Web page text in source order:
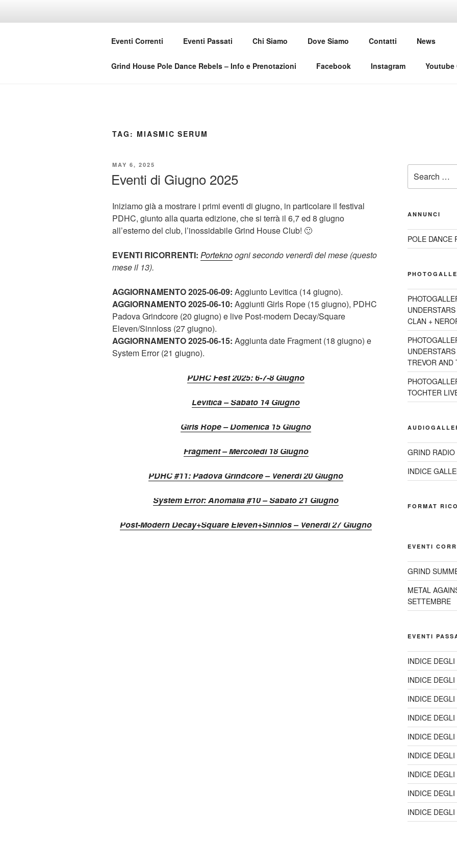
GRIND HOUSE CLUB
Eventi Correnti Eventi Passati Chi Siamo Dove Siamo Contatti News
Grind House Pole Dance Rebels – Info e Prenotazioni Facebook Instagram Youtube
TAG: MIASMIC SERUM
POSTED
MAY 6, 2025
Eventi di Giugno 2025
Iniziamo già a mostrare i primi eventi di giugno, in particolare il festival
PDHC, giunto alla quarta edizione, che si terrà il 6,7 ed 8 giugno
all’esterno del club, l’inossidabile Grind House Club! 🙂
EVENTI RICORRENTI: Porteknoogni secondo venerdì del mese (questo
mese il 13).
AGGIORNAMENTO 2025-06-09: Aggiunto Levitica (14 giugno).
AGGIORNAMENTO 2025-06-10: Aggiunti Girls Rope (15 giugno), PDHC
Padova Grindcore (20 giugno) e live Post-modern Decay/Square
Eleven/Sinnloss (27 giugno).
AGGIORNAMENTO 2025-06-15: Aggiunta date Fragment (18 giugno) e
System Error (21 giugno).
PDHC Fest 2025: 6-7-8 Giugno
Levitica – Sabato 14 Giugno
Girls Rope – Domenica 15 Giugno
Fragment – Mercoledì 18 Giugno
PDHC #11: Padova Grindcore – Venerdì 20 Giugno
System Error: Anomalia #10 – Sabato 21 Giugno
Post-Modern Decay+Square Eleven+Sinnlos – Venerdì 27 Giugno
for:
ANNUNCI
POLE DANCE
CLAN +
TREVOR AND
TOCHTER
GRIND RADIO
INDICE
FORMAT
EVENTI
GRIND
METAL
SETTEMBRE
EVENTI
INDICE
INDICE
INDICE
INDICE
INDICE
INDICE
INDICE
INDICE
INDICE